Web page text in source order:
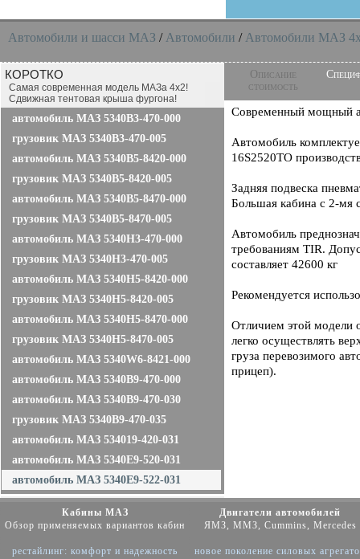
Автомобили и шасси MAЗ / Автомобили / Автомобили МАЗ
КОРОТКО
Самая современная модель МАЗа 4х2!
Сдвижная тентовая крыша фургона!
автомобиль МАЗ 5340B3-470-000
грузовик МАЗ 5340B3-470-005
автомобиль МАЗ 5340В5-8420-000
грузовик МАЗ 5340В5-8420-005
автомобиль МАЗ 5340В5-8470-000
грузовик МАЗ 5340В5-8470-005
автомобиль МАЗ 5340H3-470-000
грузовик МАЗ 5340H3-470-005
автомобиль МАЗ 5340H5-8420-000
грузовик МАЗ 5340H5-8420-005
автомобиль МАЗ 5340H5-8470-000
грузовик МАЗ 5340H5-8470-005
автомобиль МАЗ 5340W6-8421-000
автомобиль МАЗ 5340B9-470-000
автомобиль МАЗ 5340B9-470-030
грузовик МАЗ 5340B9-470-035
автомобиль МАЗ 534019-420-031
автомобиль МАЗ 5340E9-520-031
автомобиль МАЗ 5340E9-522-031
Описание
стоимость
Современный мощный
Автомобиль
16S2520TO
Задняя подвеска
Большая кабина с 2-мя
Автомобиль
требованиям TIR.
составляет 42600 кг
Рекомендуется
Отличием этой модели
легко осуществлять
груза перевозимого
прицеп).
Кабины МАЗ
Обзор применяемых вариантов кабин
рестайлинг: комфорт и надежность
Двигатели автомобилей
ЯМЗ, ММЗ, Cummins, Mercedes
новое поколение силовых